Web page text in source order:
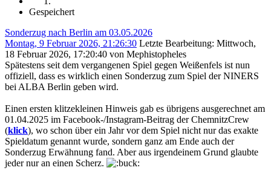
Gespeichert
Sonderzug nach Berlin am 03.05.2026
Montag, 9 Februar 2026, 21:26:30 Letzte Bearbeitung: Mittwoch,
18 Februar 2026, 17:20:40 von Mephistopheles
Spätestens seit dem vergangenen Spiel gegen Weißenfels ist nun
offiziell, dass es wirklich einen Sonderzug zum Spiel der NINERS
bei ALBA Berlin geben wird.
Einen ersten klitzekleinen Hinweis gab es übrigens ausgerechnet am
01.04.2025 im Facebook-/Instagram-Beitrag der ChemnitzCrew
(klick), wo schon über ein Jahr vor dem Spiel nicht nur das exakte
Spieldatum genannt wurde, sondern ganz am Ende auch der
Sonderzug Erwähnung fand. Aber aus irgendeinem Grund glaubte
jeder nur an einen Scherz.